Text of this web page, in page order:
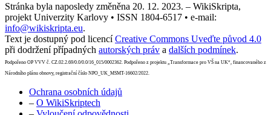
Stránka byla naposledy změněna 20. 12. 2023. – WikiSkripta,
projekt Univerzity Karlovy • ISSN 1804-6517 • e-mail:
info@wikiskripta.eu.
Text je dostupný pod licencíCreative Commons Uveďte původ 4.0
při dodržení případných autorských práv a dalších podmínek.
Podpořeno OP VVV č. CZ.02.2.69/0.0/0.0/16_015/0002362. Podpořeno z projektu „Transformace pro VŠ na UK“, financovaného z
Národního plánu obnovy, registrační číslo NPO_UK_MSMT-16602/2022.
Ochrana osobních údajů
– O WikiSkriptech